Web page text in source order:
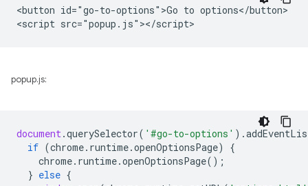
<button id="go-to-options">Go to options</button>
popup.js:
document .querySelector( '#go-to-options' ).
if (chrome. runtime.openOptionsPage)
{
chrome. runtime.openOptionsPage();
} else {